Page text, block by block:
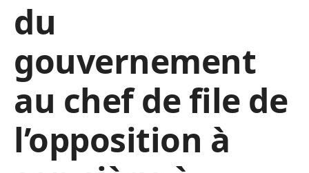
du
gouvernement
au chef de file de
l’opposition à